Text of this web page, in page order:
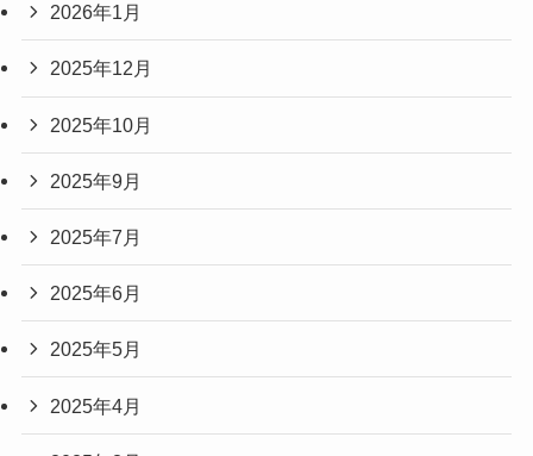
2026年1月
2025年12月
2025年10月
2025年9月
2025年7月
2025年6月
2025年5月
2025年4月